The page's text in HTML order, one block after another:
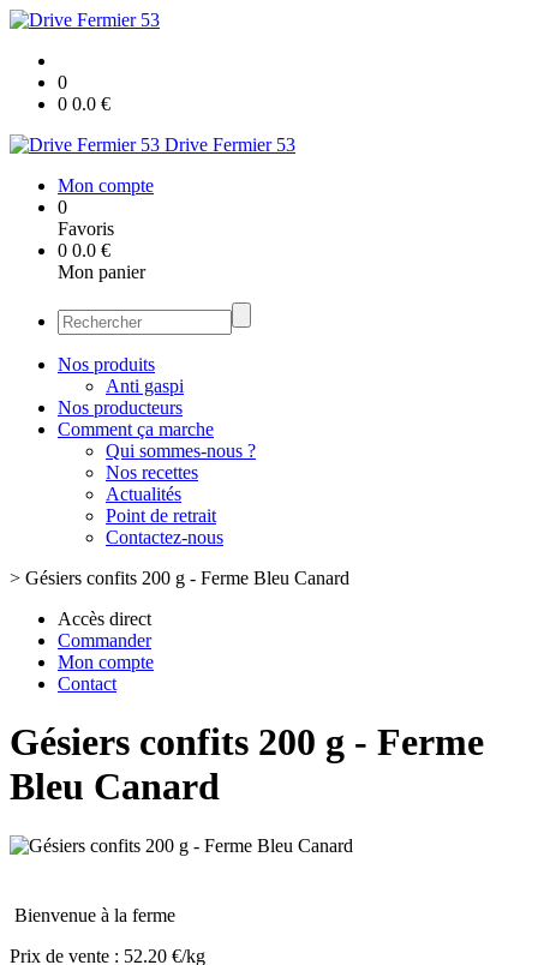
0
0 0.0 €
Drive Fermier 53
Mon compte
0
Favoris
0 0.0 €
Mon panier
Nos produits
Anti gaspi
Nos producteurs
Comment ça marche
Qui sommes-nous ?
Nos recettes
Actualités
Point de retrait
Contactez-nous
> Gésiers confits 200 g - Ferme Bleu Canard
Accès direct
Commander
Mon compte
Contact
Gésiers confits 200 g - Ferme
Bleu Canard
Bienvenue à la ferme
Prix de vente : 52.20 €/kg